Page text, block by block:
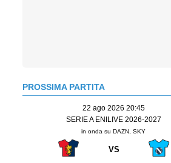
PROSSIMA PARTITA
22 ago 2026 20:45
SERIE A ENILIVE 2026-2027
in onda su DAZN, SKY
VS